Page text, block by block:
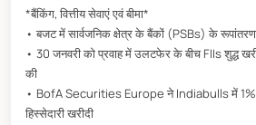
*बैंकिंग, वित्तीय सेवाएं एवं बीमा*
• बजट में सार्वजनिक क्षेत्र के बैंकों (PSBs) के
• 30 जनवरी को प्रवाह में उलटफेर के बीच FIIs शुद्ध
की
• BofA Securities Europe ने Indiabulls में
हिस्सेदारी खरीदी